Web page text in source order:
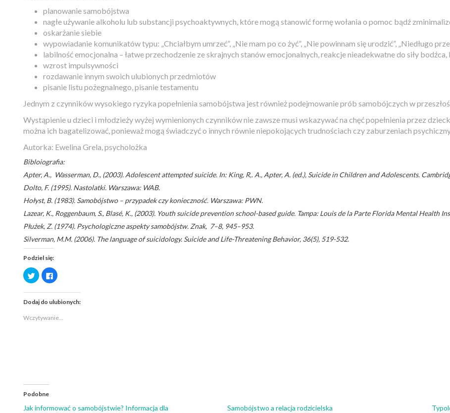
planowanie samobójstwa
nagłe używanie alkoholu lub substancji psychoaktywnych, które mogą stanowić formę wołania o pomoc bądź
oskarżanie siebie
wypowiadanie komunikatów typu: „Chciałbym umrzeć”, „Nie mam po co żyć”, „Nie powinnam się urodzić”, „Niedługo
labilność emocjonalna – łatwe przechodzenie ze skrajnych stanów emocjonalnych, reakcje nieadekwatne do siły
wzrost impulsywności
rozdawanie innym swoich ulubionych przedmiotów
pisanie listu pożegnalnego, pisanie testamentu
Jednym z czynników wysokiego ryzyka popełnienia samobójstwa jest również podejmowanie prób samobójczych w
Wystąpienie u dzieci i młodzieży wyżej wymienionych czynników nie zawsze musi wskazywać na chęć popełnienia przez
można ich bagatelizować, ponieważ mogą świadczyć o innych równie niepokojących trudnościach czy zaburzeniach
Autorka: Ewelina Grela, psycholożka
Bibloiografia:
Apter, A., Wasserman, D., (2003). Adolescent attempted suicide. In: King, R,. A., Apter, A. (ed.), Suicide in Children and Adolescents.
Dolto, F. (1995). Nastolatki. Warszawa: WAB.
Hołyst, B. (1983). Samobójstwo – przypadek czy konieczność. Warszawa: PWN.
Lazear, K., Roggenbaum, S., Blasé, K., (2003). Youth suicide prevention school-based guide. Tampa: Louis de la Parte Florida Mental Health
Płużek, Z. (1974). Psychologiczne aspekty samobójstw. Znak, 7–8, 945–953.
Silverman, M.M. (2006). The language of suicidology. Suicide and Life-Threatening Behavior, 36(5), 519-532.
Podziel się:
Udostępnij
na
Twitterze(Otwiera
się
nowym
Kliknij,
aby
na
się
nowym
oknie)
Dodaj do ulubionych:
Wczytywanie...
Podobne
Jak informować o samobójstwie? Informacja dla
Samobójstwo a relacja rodzicielska